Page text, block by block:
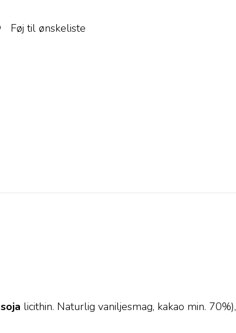
Føj til ønskeliste
soja licithin. Naturlig vaniljesmag, kakao min. 70%),